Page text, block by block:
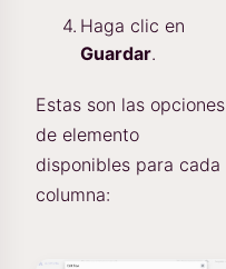
Haga clic en
Guardar.
Estas son las opciones
de elemento
disponibles para cada
columna: